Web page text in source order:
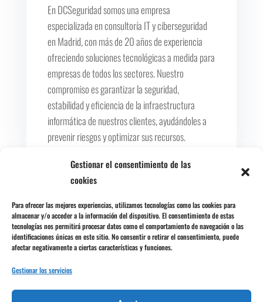
Gestionar el consentimiento de las
cookies
Para ofrecer las mejores experiencias, utilizamos tecnologías como las cookies para
almacenar y/o acceder a la información del dispositivo. El consentimiento de estas
tecnologías nos permitirá procesar datos como el comportamiento de navegación o las
identificaciones únicas en este sitio. No consentir o retirar el consentimiento, puede
afectar negativamente a ciertas características y funciones.
Gestionar los servicios
En DCSeguridad somos una empresa
especializada en consultoría IT y ciberseguridad
en Madrid, con más de 20 años de experiencia
ofreciendo soluciones tecnológicas a medida para
empresas de todos los sectores. Nuestro
compromiso es garantizar la seguridad,
estabilidad y eficiencia de la infraestructura
informática de nuestros clientes, ayudándoles a
prevenir riesgos y optimizar sus recursos.
Comentarios
0 comentarios